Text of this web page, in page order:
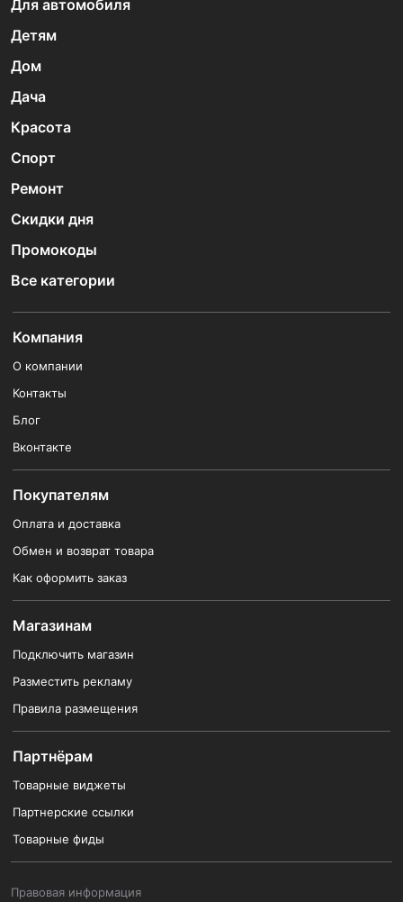
Для автомобиля
Детям
Дом
Дача
Красота
Спорт
Ремонт
Скидки дня
Промокоды
Все категории
Компания
О компании
Контакты
Блог
Вконтакте
Покупателям
Оплата и доставка
Обмен и возврат товара
Как оформить заказ
Магазинам
Подключить магазин
Разместить рекламу
Правила размещения
Партнёрам
Товарные виджеты
Партнерские ссылки
Товарные фиды
Правовая информация